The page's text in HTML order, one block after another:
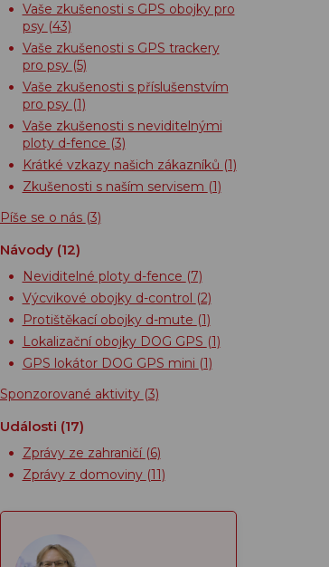
Vaše zkušenosti s GPS obojky pro
psy (43)
Vaše zkušenosti s GPS trackery
pro psy (5)
Vaše zkušenosti s příslušenstvím
pro psy (1)
Vaše zkušenosti s neviditelnými
ploty d-fence (3)
Krátké vzkazy našich zákazníků (1)
Zkušenosti s naším servisem (1)
Píše se o nás (3)
Návody (12)
Neviditelné ploty d-fence (7)
Výcvikové obojky d-control (2)
Protištěkací obojky d-mute (1)
Lokalizační obojky DOG GPS (1)
GPS lokátor DOG GPS mini (1)
Sponzorované aktivity (3)
Události (17)
Zprávy ze zahraničí (6)
Zprávy z domoviny (11)